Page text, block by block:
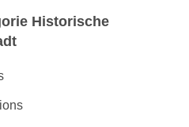
Historische